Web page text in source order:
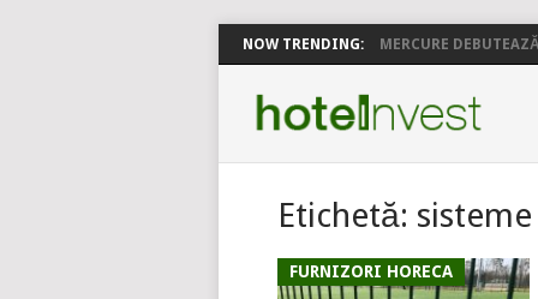
NOW TRENDING: MERCURE
Etichetă:
FURNIZORI HORECA